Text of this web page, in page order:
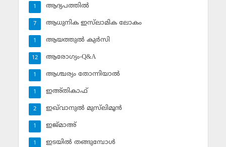
ആദ്യപത്തില്‍
1
ആധുനിക ഇസ്‌ലാമിക ലോകം
7
ആയത്തുല്‍ കുര്‍സി
1
ആരോഗ്യം-Q&A
12
ആശ്ചര്യം തോന്നിയാല്‍
1
ഇഅ്തികാഫ്‌
1
ഇഖ്‌വാനുല്‍ മുസ്‌ലിമൂന്‍
2
ഇജ്മാഅ്
1
ഇടയില്‍ തങ്ങുമ്പോള്‍
1